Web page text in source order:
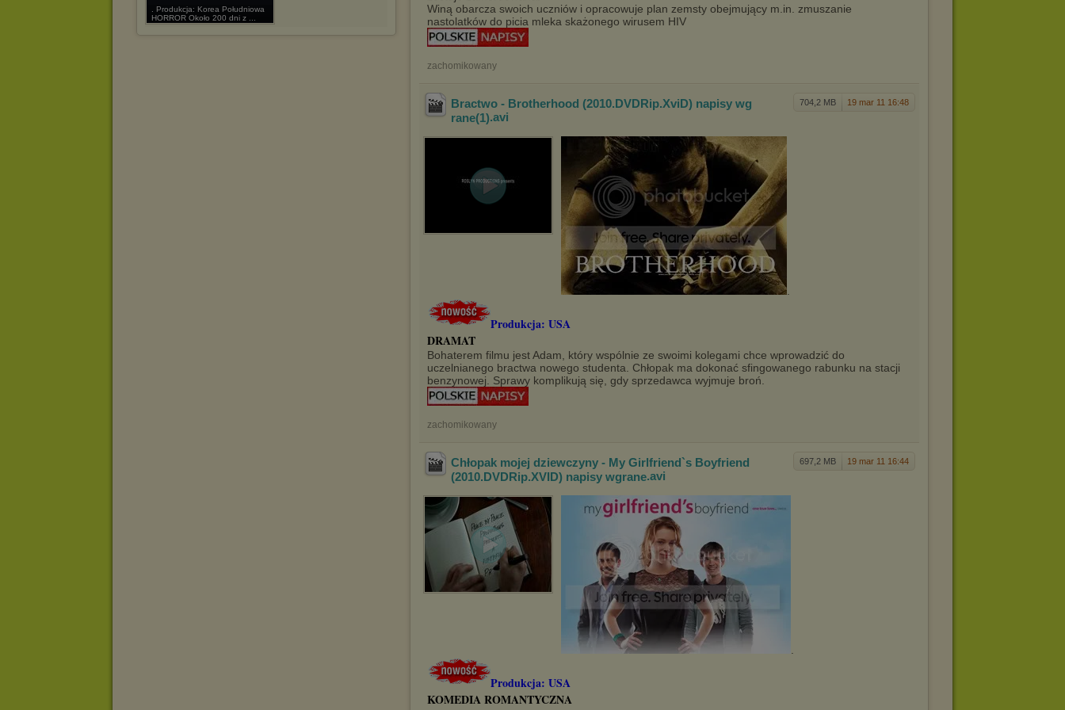
. Produkcja: Korea Południowa
HORROR Około 200 dni z ...
Winą obarcza swoich uczniów i opracowuje plan zemsty obejmujący m.in. zmuszanie
nastolatków do picia mleka skażonego wirusem HIV
zachomikowany
704,2 MB 19 mar 11 16:48
Bractwo - Brotherhood (2010.DVDRip.XviD) napisy wg
rane(1).avi
.
Produkcja: USA
DRAMAT
Bohaterem filmu jest Adam, który wspólnie ze swoimi kolegami chce wprowadzić do
uczelnianego bractwa nowego studenta. Chłopak ma dokonać sfingowanego rabunku na stacji
benzynowej. Sprawy komplikują się, gdy sprzedawca wyjmuje broń.
zachomikowany
697,2 MB 19 mar 11 16:44
Chłopak mojej dziewczyny - My Girlfriend`s Boyfriend
(2010.DVDRip.XVID) napisy wgrane.avi
.
Produkcja: USA
KOMEDIA ROMANTYCZNA